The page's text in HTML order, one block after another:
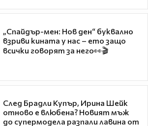
„Спайдър-мен: Нов ден“ буквално
взриви кината у нас – ето защо
всички говорят за него👀🎬
След Брадли Купър, Ирина Шейк
отново е влюбена? Новият мъж
до супермодела разпали лавина от